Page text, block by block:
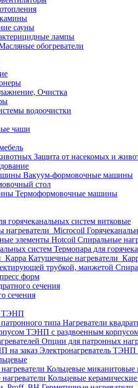
сауны
лампы
обогреватели
Очистка
водоочистки
чаши
Защита от насекомых и
Вакуум-формовочные машины
стол
Термоформовочные машины
горячеканальных систем витковые
Спиральные
Термопара для
Катушечные
форм
сечения
сечения
ТЭНП
Нагреватели
ТЭНП с раздвоенным
Опции для патронных
Электронагреватель ТЭНП
Кольцевые миканитовые
Кольцевые керамические